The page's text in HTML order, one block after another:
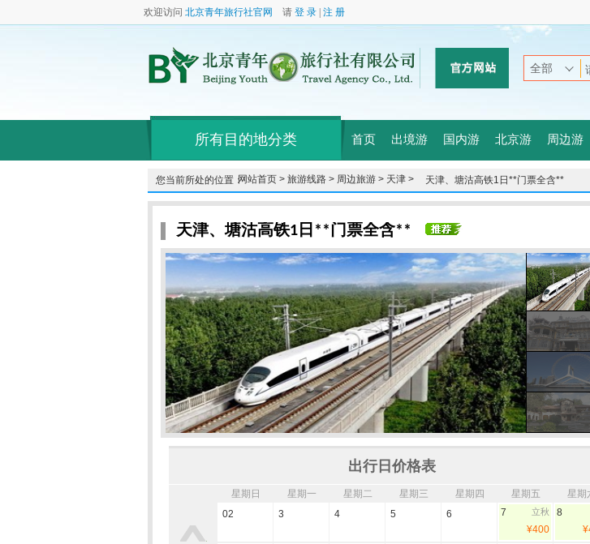
欢迎访问 北京青年旅行社官网 请 登 录 注 册
所有目的地分类 首页 出境游 国内游 北京游 周边游
您当前所处的位置：网站首页 > 旅游线路 > 周边旅游 > 天津 > 天津、塘沽高铁1日**门票全含**
天津、塘沽高铁1日**门票全含**
出行日价格表
星期日 星期一 星期二 星期三 星期四 星期五
星期
02
3 4 5 6 7 立秋
¥400
8